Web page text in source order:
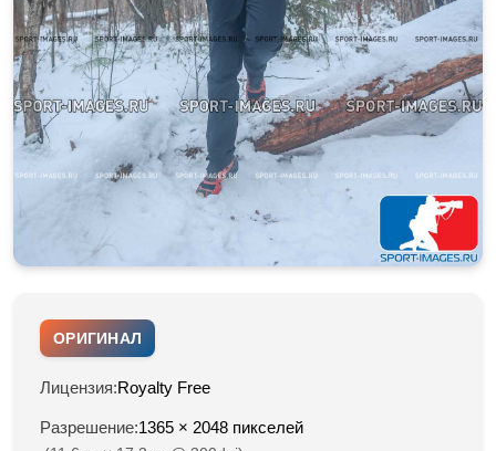
ОРИГИНАЛ
Лицензия:Royalty Free
Разрешение:1365 × 2048 пикселей